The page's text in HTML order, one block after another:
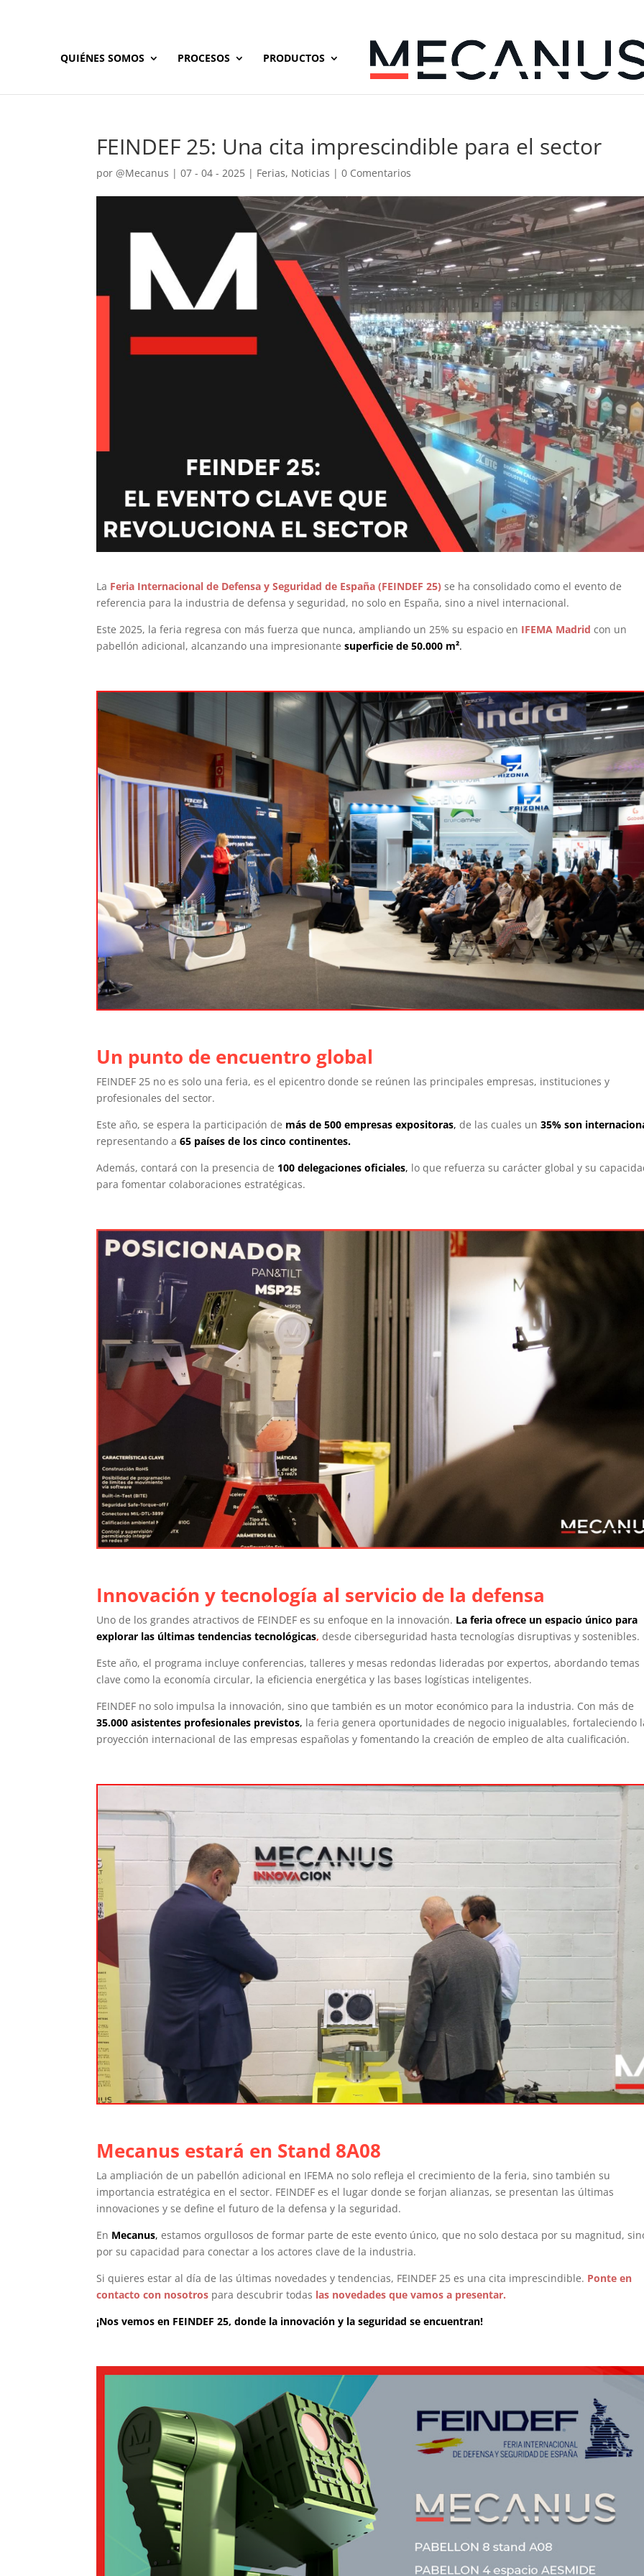
QUIÉNES SOMOS PROCESOS PRODUCTOS
FEINDEF 25: Una cita imprescindible para el sector
por@Mecanus |07 - 04 - 2025 | Ferias, Noticias |0 Comentarios
La Feria Internacional de Defensa y Seguridad de España (FEINDEF 25) se ha consolidado como el evento de
referencia para la industria de defensa y seguridad, no solo en España, sino a nivel internacional.
Este 2025, la feria regresa con más fuerza que nunca, ampliando un 25% su espacio en IFEMA Madrid con un
pabellón adicional, alcanzando una impresionantesuperficie de 50.000 m².
Un punto de encuentro global
FEINDEF 25 no es solo una feria, es el epicentro donde se reúnen las principales empresas, instituciones y
profesionales del sector.
Este año, se espera la participación de más de 500 empresas expositoras, de las cuales un35% son
representando a65 países de los cinco continentes.
Además, contará con la presencia de 100 delegaciones oficiales, lo que refuerza su carácter global y su
para fomentar colaboraciones estratégicas.
Innovación y tecnología al servicio de la defensa
Uno de los grandes atractivos de FEINDEF es su enfoque en la innovación. La feria ofrece un espacio único para
explorar las últimas tendencias tecnológicas, desde ciberseguridad hasta tecnologías disruptivas y sostenibles.
Este año, el programa incluye conferencias, talleres y mesas redondas lideradas por expertos, abordando temas
clave como la economía circular, la eficiencia energética y las bases logísticas inteligentes.
FEINDEF no solo impulsa la innovación, sino que también es un motor económico para la industria. Con más de
35.000 asistentes profesionales previstos, la feria genera oportunidades de negocio inigualables, fortaleciendo
proyección internacional de las empresas españolas y fomentando la creación de empleo de alta cualificación.
Mecanus estará en Stand 8A08
La ampliación de un pabellón adicional en IFEMA no solo refleja el crecimiento de la feria, sino también su
importancia estratégica en el sector. FEINDEF es el lugar donde se forjan alianzas, se presentan las últimas
innovaciones y se define el futuro de la defensa y la seguridad.
En Mecanus, estamos orgullosos de formar parte de este evento único, que no solo destaca por su magnitud,
por su capacidad para conectar a los actores clave de la industria.
Si quieres estar al día de las últimas novedades y tendencias, FEINDEF 25 es una cita imprescindible. Ponte en
contacto con nosotros para descubrir todas las novedades que vamos a presentar.
¡Nos vemos en FEINDEF 25, donde la innovación y la seguridad se encuentran!